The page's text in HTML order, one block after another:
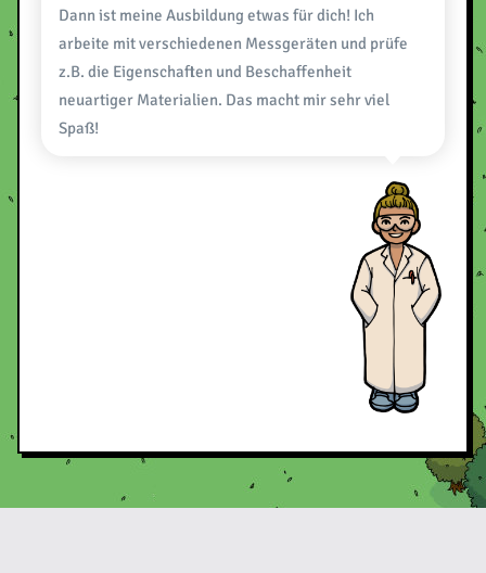
Dann ist meine Ausbildung etwas für dich! Ich
arbeite mit verschiedenen Messgeräten und prüfe
z.B. die Eigenschaften und Beschaffenheit
neuartiger Materialien. Das macht mir sehr viel
Spaß!